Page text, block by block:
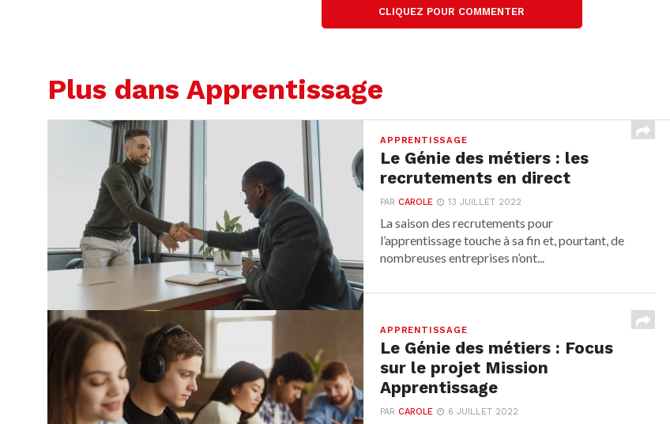
CLIQUEZ POUR COMMENTER
Plus dans Apprentissage
APPRENTISSAGE
Le Génie des métiers : les
recrutements en direct
PARCAROLE 13 JUILLET 2022
La saison des recrutements pour
l’apprentissage touche à sa fin et, pourtant, de
nombreuses entreprises n’ont...
APPRENTISSAGE
Le Génie des métiers : Focus
sur le projet Mission
Apprentissage
PARCAROLE 6 JUILLET 2022